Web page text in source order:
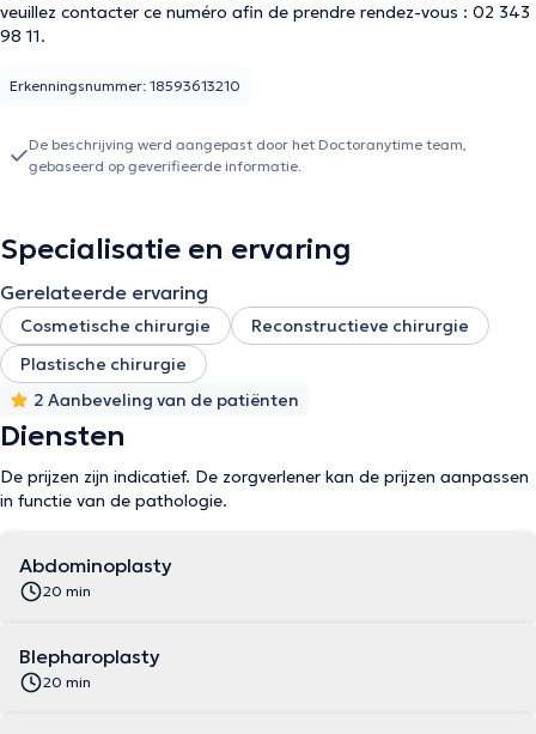
veuillez contacter ce numéro afin de prendre rendez-vous : 02 343
98 11.
Erkenningsnummer: 18593613210
De beschrijving werd aangepast door het Doctoranytime team,
gebaseerd op geverifieerde informatie.
Specialisatie en ervaring
Gerelateerde ervaring
Cosmetische chirurgie
Reconstructieve chirurgie
Plastische chirurgie
2 Aanbeveling van de patiënten
Diensten
De prijzen zijn indicatief. De zorgverlener kan de prijzen aanpassen
in functie van de pathologie.
Abdominoplasty
20 min
Blepharoplasty
20 min